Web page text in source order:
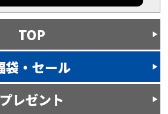
TOP
袋・セール
プレゼント